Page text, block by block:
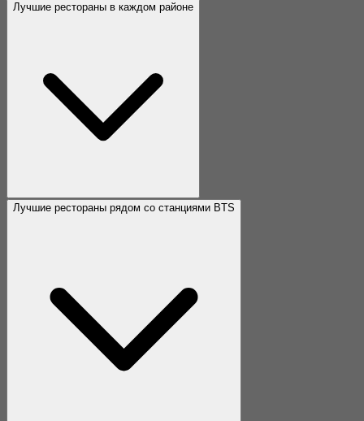
Лучшие рестораны в каждом районе
Лучшие рестораны рядом со станциями BTS